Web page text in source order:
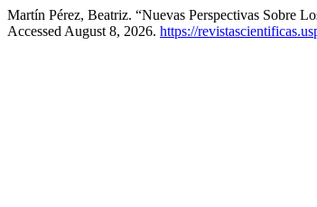
Martín Pérez, Beatriz. “Nuevas Perspectivas Sobre
Accessed August 8, 2026. https://